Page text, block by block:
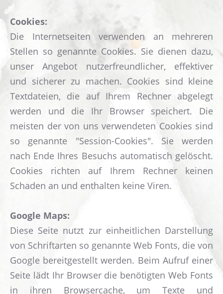
Cookies:
Die Internetseiten verwenden an mehreren
Stellen so genannte Cookies. Sie dienen dazu,
unser Angebot nutzerfreundlicher, effektiver
und sicherer zu machen. Cookies sind kleine
Textdateien, die auf Ihrem Rechner abgelegt
werden und die Ihr Browser speichert. Die
meisten der von uns verwendeten Cookies sind
so genannte "Session-Cookies". Sie werden
nach Ende Ihres Besuchs automatisch gelöscht.
Cookies richten auf Ihrem Rechner keinen
Schaden an und enthalten keine Viren.
Google Maps:
Diese Seite nutzt zur einheitlichen Darstellung
von Schriftarten so genannte Web Fonts, die von
Google bereitgestellt werden. Beim Aufruf einer
Seite lädt Ihr Browser die benötigten Web Fonts
in ihren Browsercache, um Texte und